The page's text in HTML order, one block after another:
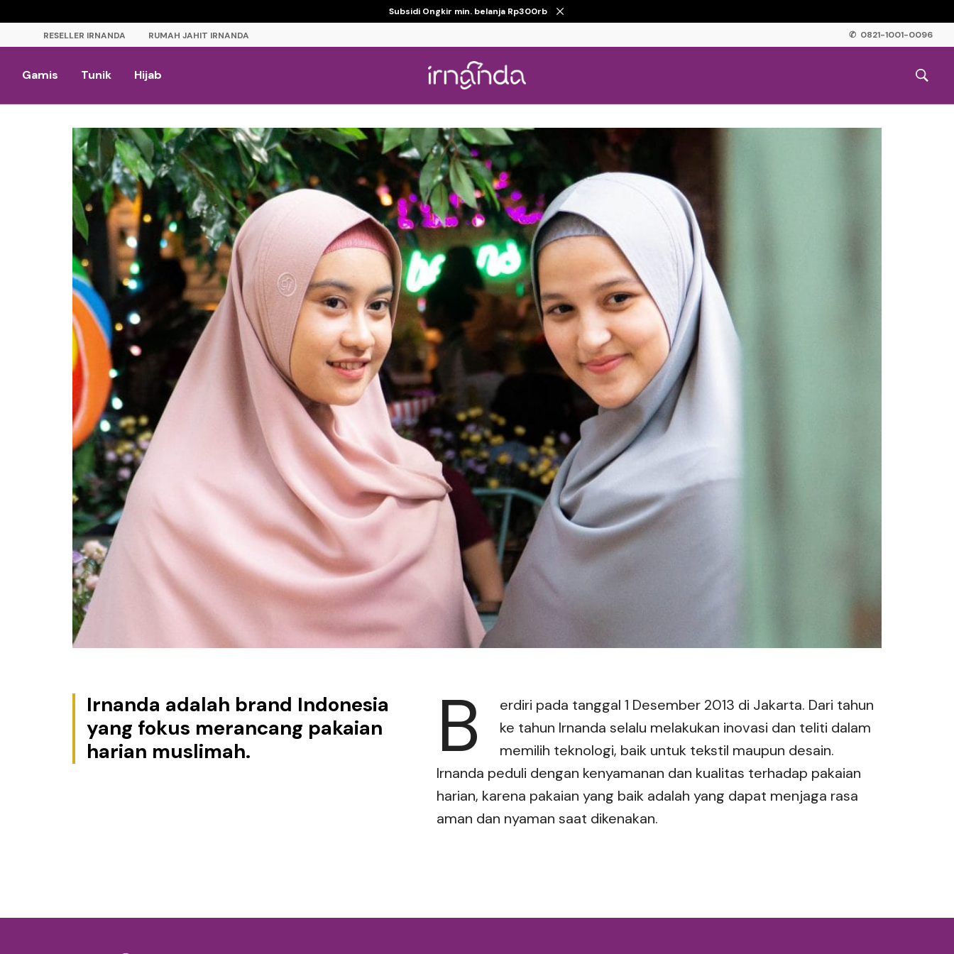
Subsidi Ongkir min. belanja Rp300rb
✆ 0821-1001-0096
RESELLER IRNANDA RUMAH JAHIT IRNANDA
Gamis Tunik Hijab
Irnanda adalah brand Indonesia
yang fokus merancang pakaian
harian muslimah.
B
erdiri pada tanggal 1 Desember 2013 di Jakarta. Dari tahun
ke tahun Irnanda selalu melakukan inovasi dan teliti dalam
memilih teknologi, baik untuk tekstil maupun desain.
Irnanda peduli dengan kenyamanan dan kualitas terhadap pakaian
harian, karena pakaian yang baik adalah yang dapat menjaga rasa
aman dan nyaman saat dikenakan.